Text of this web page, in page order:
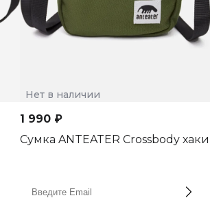
Нет в наличии
1 990 ₽
Сумка ANTEATER Crossbody хаки